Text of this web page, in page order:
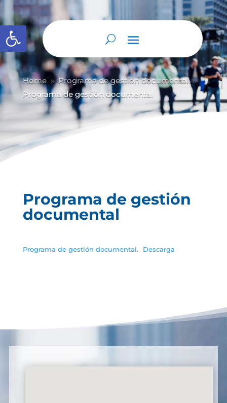
Abrir barra de herramientas
Home 9 Programa de gestión documental 9
Programa de gestión documental
Programa de gestión
documental
Programa de gestión documental. Descarga